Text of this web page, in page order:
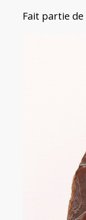
Fait partie de